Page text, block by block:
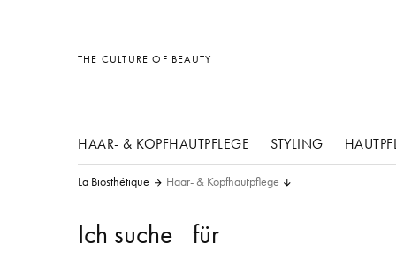
THE CULTURE OF BEAUTY
HAAR- & KOPFHAUTPFLEGE STYLING
Sonstiges
La Biosthétique Haar- & Kopfhautpflege
Ich suche für